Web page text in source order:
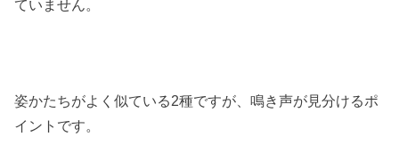
ていません。
姿かたちがよく似ている2種ですが、鳴き声が見分けるポ
イントです。